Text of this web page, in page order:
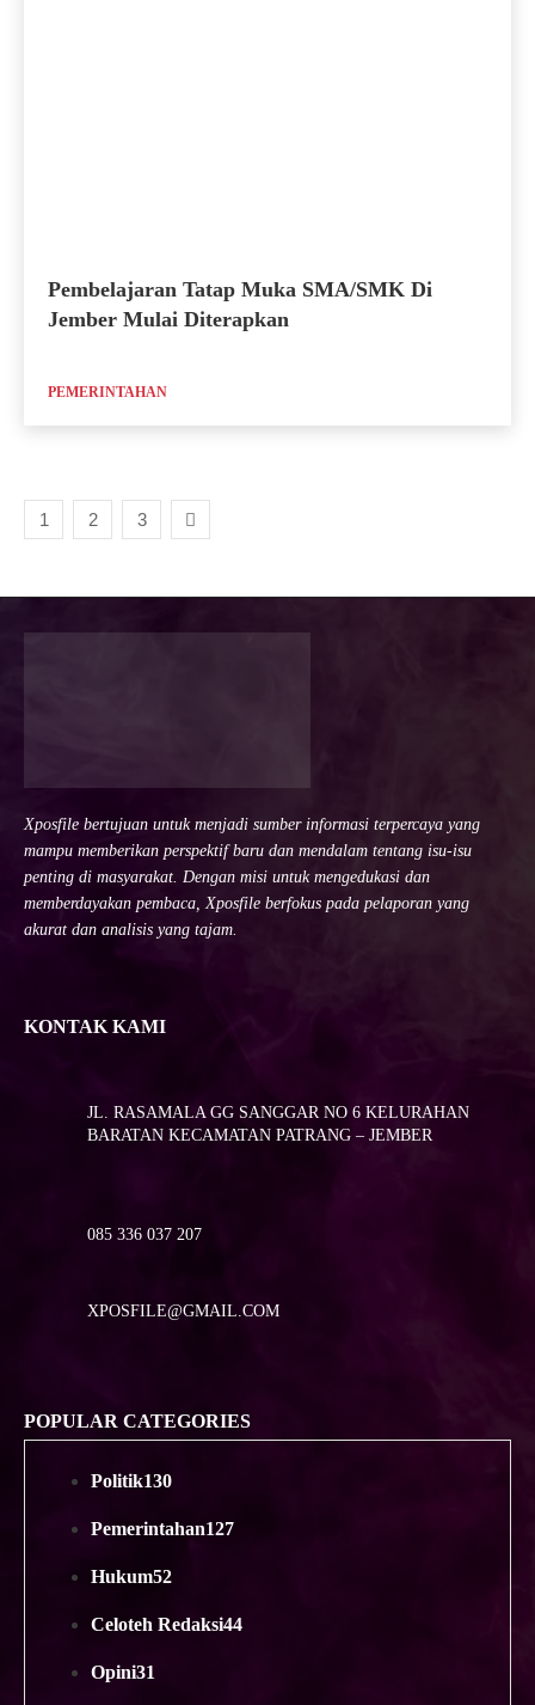
Pembelajaran Tatap Muka SMA/SMK Di
Jember Mulai Diterapkan
PEMERINTAHAN
1 2 3
Xposfile bertujuan untuk menjadi sumber informasi terpercaya yang
mampu memberikan perspektif baru dan mendalam tentang isu-isu
penting di masyarakat. Dengan misi untuk mengedukasi dan
memberdayakan pembaca, Xposfile berfokus pada pelaporan yang
akurat dan analisis yang tajam.
KONTAK KAMI
JL. RASAMALA GG SANGGAR NO 6 KELURAHAN
BARATAN KECAMATAN PATRANG – JEMBER
085 336 037 207
XPOSFILE@GMAIL.COM
POPULAR CATEGORIES
Politik130
Pemerintahan127
Hukum52
Celoteh Redaksi44
Opini31